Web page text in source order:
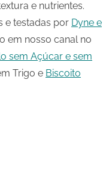
e nutrientes.
e testadas por Dyne e
em nosso canal no
sem Açúcar e sem
Trigo e Biscoito